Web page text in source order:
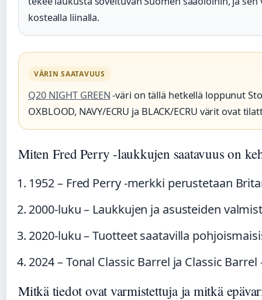
kostealla liinalla.
VÄRIN SAATAVUUS
Q20 NIGHT GREEN-väri on tällä hetkellä loppunut
OXBLOOD, NAVY/ECRU ja BLACK/ECRU värit ovat
Miten Fred Perry -laukkujen saatavuus on
1952– Fred Perry -merkki perustetaan
2000-luku– Laukkujen ja asusteiden
2020-luku– Tuotteet saatavilla
2024– Tonal Classic Barrel ja Classic
Mitkä tiedot ovat varmistettuja ja mitkä